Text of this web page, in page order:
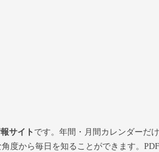
サイトです。年間・月間カレンダーだ
度から毎日を知ることができます。